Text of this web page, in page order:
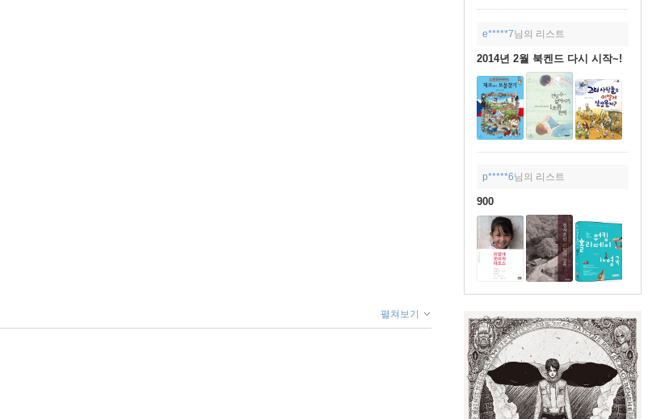
e*****7님의 리스트
2014년 2월 북켄드 다시 시작~!
p*****6님의 리스트
900
펼쳐보기